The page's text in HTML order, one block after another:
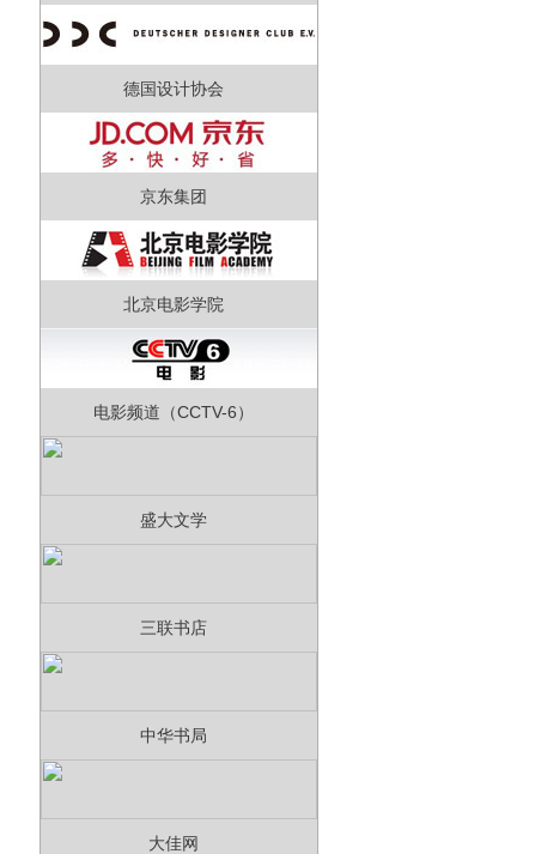
德国设计协会
京东集团
北京电影学院
电影频道（CCTV-6）
盛大文学
三联书店
中华书局
大佳网